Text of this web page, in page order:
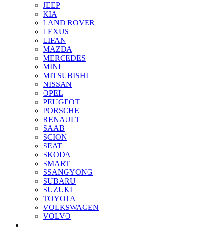
JEEP
KIA
LAND ROVER
LEXUS
LIFAN
MAZDA
MERCEDES
MINI
MITSUBISHI
NISSAN
OPEL
PEUGEOT
PORSCHE
RENAULT
SAAB
SCION
SEAT
SKODA
SMART
SSANGYONG
SUBARU
SUZUKI
TOYOTA
VOLKSWAGEN
VOLVO